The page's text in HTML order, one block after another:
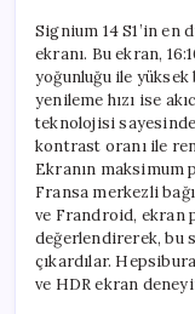
Signium 14 S1’in
ekranı. Bu ekran,
yoğunluğu ile
yenileme hızı ise
teknolojisi
kontrast oranı ile
Ekranın maksimum
Fransa merkezli
ve Frandroid, ekran
değerlendirerek, bu
çıkardılar.
ve HDR ekran